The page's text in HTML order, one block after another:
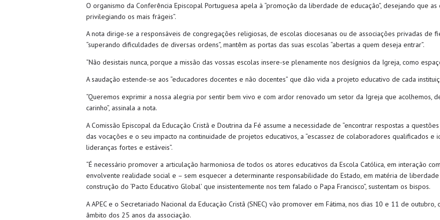
O organismo da Conferência Episcopal Portuguesa apela à “promoção da liberdade de educação”, desejando que as
privilegiando os mais frágeis”.
A nota dirige-se a responsáveis de congregações religiosas, de escolas diocesanas ou de associações privadas de
“superando dificuldades de diversas ordens”, mantêm as portas das suas escolas “abertas a quem deseja entrar”.
“Não desistais nunca, porque a missão das vossas escolas insere-se plenamente nos desígnios da Igreja, como
A saudação estende-se aos “educadores docentes e não docentes” que dão vida a projeto educativo de cada
“Queremos exprimir a nossa alegria por sentir bem vivo e com ardor renovado um setor da Igreja que acolhemos,
carinho”, assinala a nota.
A Comissão Episcopal da Educação Cristã e Doutrina da Fé assume a necessidade de “encontrar respostas a
das vocações e o seu impacto na continuidade de projetos educativos, a “escassez de colaboradores qualificados e
lideranças fortes e estáveis”.
“É necessário promover a articulação harmoniosa de todos os atores educativos da Escola Católica, em interação
envolvente realidade social e – sem esquecer a determinante responsabilidade do Estado, em matéria de
construção do ‘Pacto Educativo Global’ que insistentemente nos tem falado o Papa Francisco”, sustentam os bispos.
A APEC e o Secretariado Nacional da Educação Cristã (SNEC) vão promover em Fátima, nos dias 10 e 11 de outubro,
âmbito dos 25 anos da associação.